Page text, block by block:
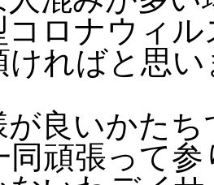
コロナウィ
ければと思
が良いかた
同頑張って